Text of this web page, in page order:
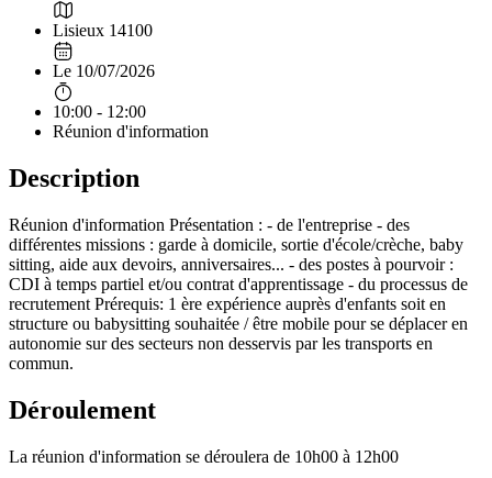
Lisieux 14100
Le 10/07/2026
10:00 - 12:00
Réunion d'information
Description
Réunion d'information Présentation : - de l'entreprise - des
différentes missions : garde à domicile, sortie d'école/crèche, baby
sitting, aide aux devoirs, anniversaires... - des postes à pourvoir :
CDI à temps partiel et/ou contrat d'apprentissage - du processus de
recrutement Prérequis: 1 ère expérience auprès d'enfants soit en
structure ou babysitting souhaitée / être mobile pour se déplacer en
autonomie sur des secteurs non desservis par les transports en
commun.
Déroulement
La réunion d'information se déroulera de 10h00 à 12h00